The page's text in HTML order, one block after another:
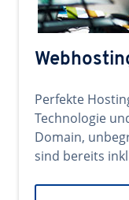
Perfekte
Technologie
Domain,
sind bereits